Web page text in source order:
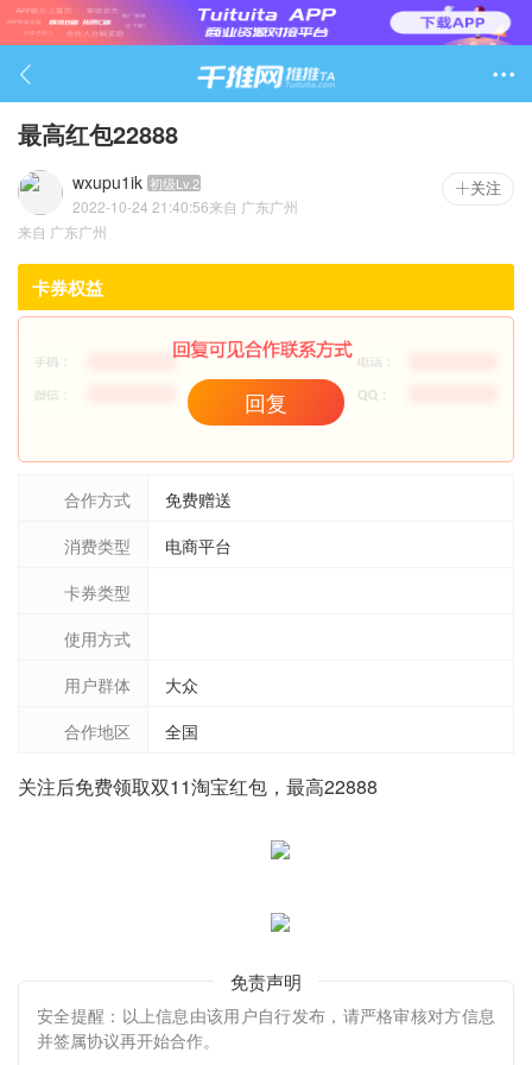

最高红包22888
wxupu1ik 初级Lv.2
2022-10-24 21:40:56来自 广东广州
741
关注
来自 广东广州
卡券权益
回复
合作方式
免费赠送
消费类型
电商平台
卡券类型
使用方式
用户群体
大众
合作地区
全国
关注后免费领取双11淘宝红包，最高22888
免责声明
安全提醒：以上信息由该用户自行发布，请严格审核对方信息
并签属协议再开始合作。